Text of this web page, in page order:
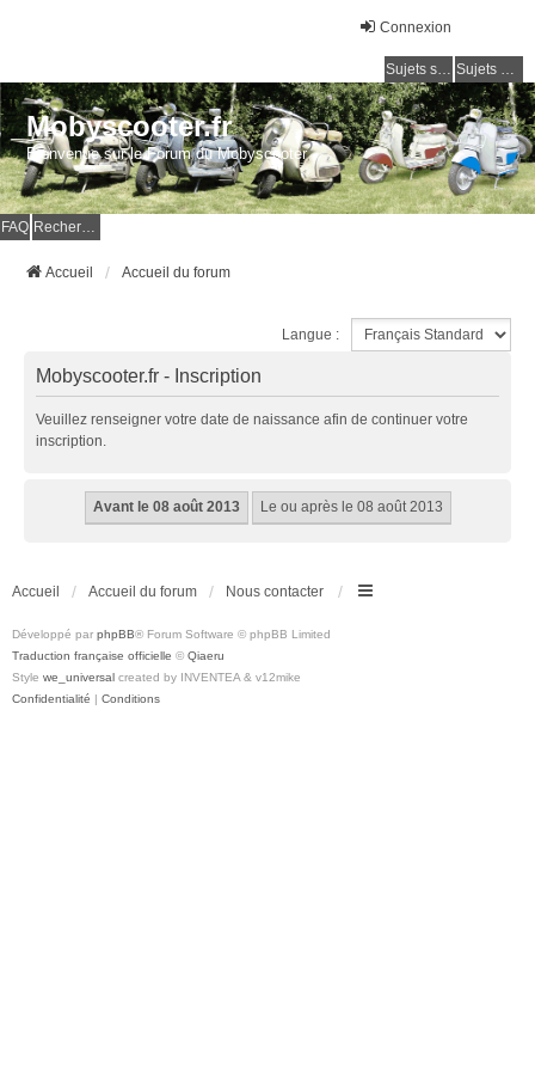
Connexion
Sujets sans réponse Sujets actifs
Mobyscooter.fr
Bienvenue sur le Forum du Mobyscooter
FAQ Rechercher
Accueil Accueil du forum
Langue :
Mobyscooter.fr - Inscription
Veuillez renseigner votre date de naissance afin de continuer votre
inscription.
Accueil Accueil du forum Nous contacter
Développé par phpBB® Forum Software © phpBB Limited
Traduction française officielle © Qiaeru
Style we_universal created by INVENTEA & v12mike
Confidentialité | Conditions